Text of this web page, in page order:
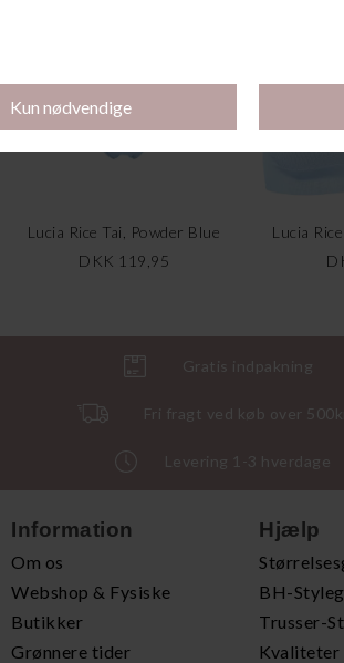
Lucia Rice Tai, Powder Blue
DKK 119,95
Lucia
Gratis indpakning
Fri fragt ved køb over 500kr.
Levering 1-3 hverdage
Information
Om os
Webshop & Fysiske
Butikker
Grønnere tider
Hjælp
BH-
Trusser-
Kvaliteter